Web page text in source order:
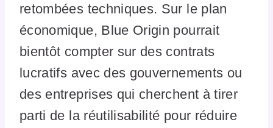
retombées techniques. Sur le plan
économique, Blue Origin pourrait
bientôt compter sur des contrats
lucratifs avec des gouvernements ou
des entreprises qui cherchent à tirer
parti de la réutilisabilité pour réduire